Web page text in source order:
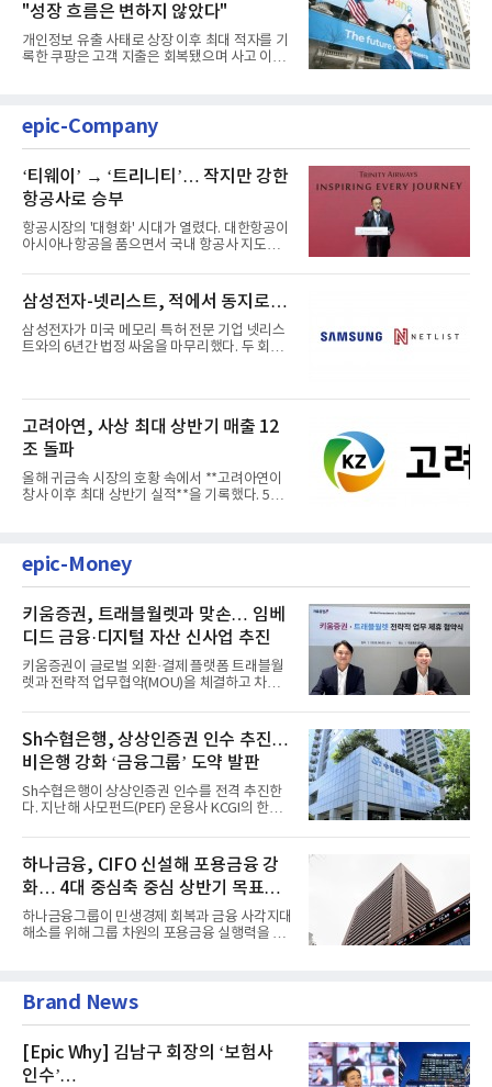
"성장 흐름은 변하지 않았다"
개인정보 유출 사태로 상장 이후 최대 적자를 기
록한 쿠팡은 고객 지출은 회복됐으며 사고 이전
epic-Company
‘티웨이’ → ‘트리니티’… 작지만 강한
항공사로 승부
항공시장의 '대형화' 시대가 열렸다. 대한항공이
아시아나항공을 품으면서 국내 항공사 지도가
삼성전자-넷리스트, 적에서 동지로…
삼성전자가 미국 메모리 특허 전문 기업 넷리스
트와의 6년간 법정 싸움을 마무리했다. 두 회사
고려아연, 사상 최대 상반기 매출 12
조 돌파
올해 귀금속 시장의 호황 속에서 **고려아연이
창사 이후 최대 상반기 실적**을 기록했다. 5일
epic-Money
키움증권, 트래블월렛과 맞손… 임베
디드 금융·디지털 자산 신사업 추진
키움증권이 글로벌 외환·결제 플랫폼 트래블월
렛과 전략적 업무협약(MOU)을 체결하고 차세
Sh수협은행, 상상인증권 인수 추진…
비은행 강화 ‘금융그룹’ 도약 발판
Sh수협은행이 상상인증권 인수를 전격 추진한
다. 지난해 사모펀드(PEF) 운용사 KCGI의 한양
하나금융, CIFO 신설해 포용금융 강
화… 4대 중심축 중심 상반기 목표
60% 달성
하나금융그룹이 민생경제 회복과 금융 사각지대
해소를 위해 그룹 차원의 포용금융 실행력을 대
Brand News
[Epic Why] 김남구 회장의 ‘보험사
인수’